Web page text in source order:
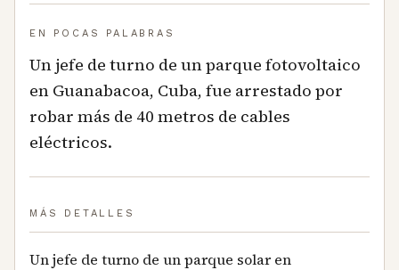
EN POCAS PALABRAS
Un jefe de turno de un parque fotovoltaico
en Guanabacoa, Cuba, fue arrestado por
robar más de 40 metros de cables
eléctricos.
MÁS DETALLES
Un jefe de turno de un parque solar en